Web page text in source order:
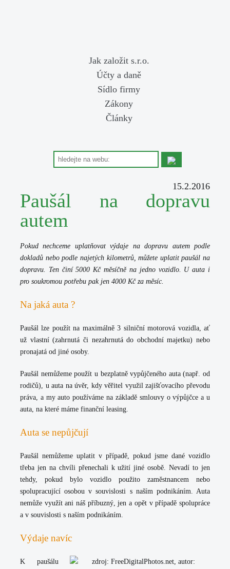
Jak založit s.r.o.
Účty a daně
Sídlo firmy
Zákony
Články
Paušál na dopravu
autem
15.2.2016
Pokud nechceme uplatňovat výdaje na dopravu autem podle
dokladů nebo podle najetých kilometrů, můžete uplatit paušál na
dopravu. Ten činí 5000 Kč měsíčně na jedno vozidlo. U auta i
pro soukromou potřebu pak jen 4000 Kč za měsíc.
Na jaká auta ?
Paušál lze použít na maximálně3 silniční motorová vozidla, ať
už vlastní (zahrnutá či nezahrnutá do obchodní majetku) nebo
pronajatá od jiné osoby.
Paušál nemůžeme použít u bezplatně vypůjčeného auta (např. od
rodičů), u auta na úvěr, kdy věřitel využil zajišťovacího převodu
práva, a my auto používáme na základě smlouvy o výpůjčce a u
auta, na které máme finanční leasing.
Auta se nepůjčují
Paušál nemůžeme uplatit v případě, pokud jsme dané vozidlo
třeba jen na chvíli přenechali k užití jiné osobě. Nevadí to jen
tehdy, pokud bylo vozidlo použito zaměstnancem nebo
spolupracující osobou v souvislosti s naším podnikáním. Auta
nemůže využít ani náš příbuzný, jen a opět v případě spolupráce
a v souvislosti s naším podnikáním.
Výdaje navíc
K paušálu